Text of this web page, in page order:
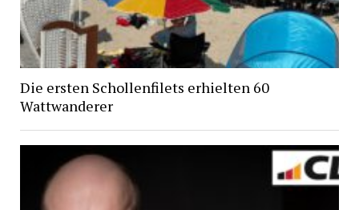
Die ersten Schollenfilets erhielten 60
Wattwanderer